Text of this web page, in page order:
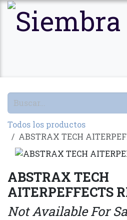
Ir al contenido
Todos los productos
ABSTRAX TECH
ABSTRAX TECH
AITERPEFFECTS
Not Available For